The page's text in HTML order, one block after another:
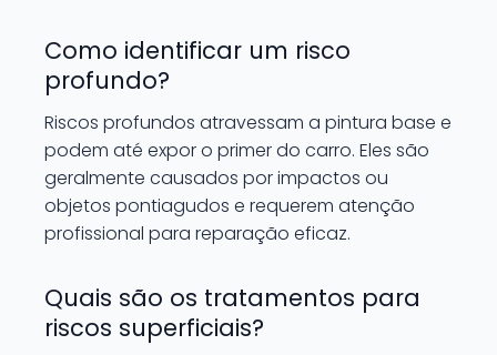
Como identificar um risco
profundo?
Riscos profundos atravessam a pintura base e
podem até expor o primer do carro. Eles são
geralmente causados por impactos ou
objetos pontiagudos e requerem atenção
profissional para reparação eficaz.
Quais são os tratamentos para
riscos superficiais?